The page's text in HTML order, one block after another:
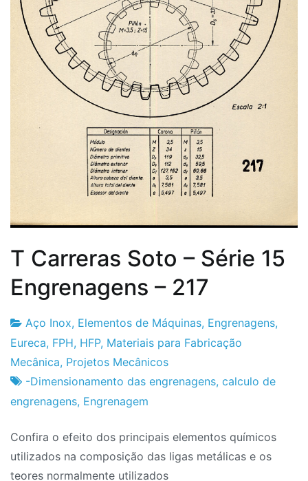
T Carreras Soto – Série 15
Engrenagens – 217
Fabrica
do
Projeto
24
de
Fevereiro
de
Aço Inox, Elementos de Máquinas, Engrenagens,
Eureca, FPH, HFP, Materiais para Fabricação
Mecânica, Projetos Mecânicos
-Dimensionamento das engrenagens, calculo de
engrenagens, Engrenagem
Confira o efeito dos principais elementos químicos
utilizados na composição das ligas metálicas e os
teores normalmente utilizados